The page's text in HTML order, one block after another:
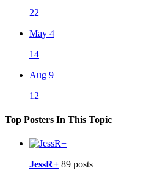
22
May 4
14
Aug 9
12
Top Posters In This Topic
JessR+ 89 posts